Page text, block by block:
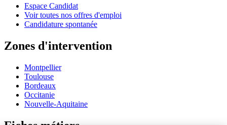
Espace Candidat
Voir toutes nos offres d'emploi
Candidature spontanée
Zones d'intervention
Montpellier
Toulouse
Bordeaux
Occitanie
Nouvelle-Aquitaine